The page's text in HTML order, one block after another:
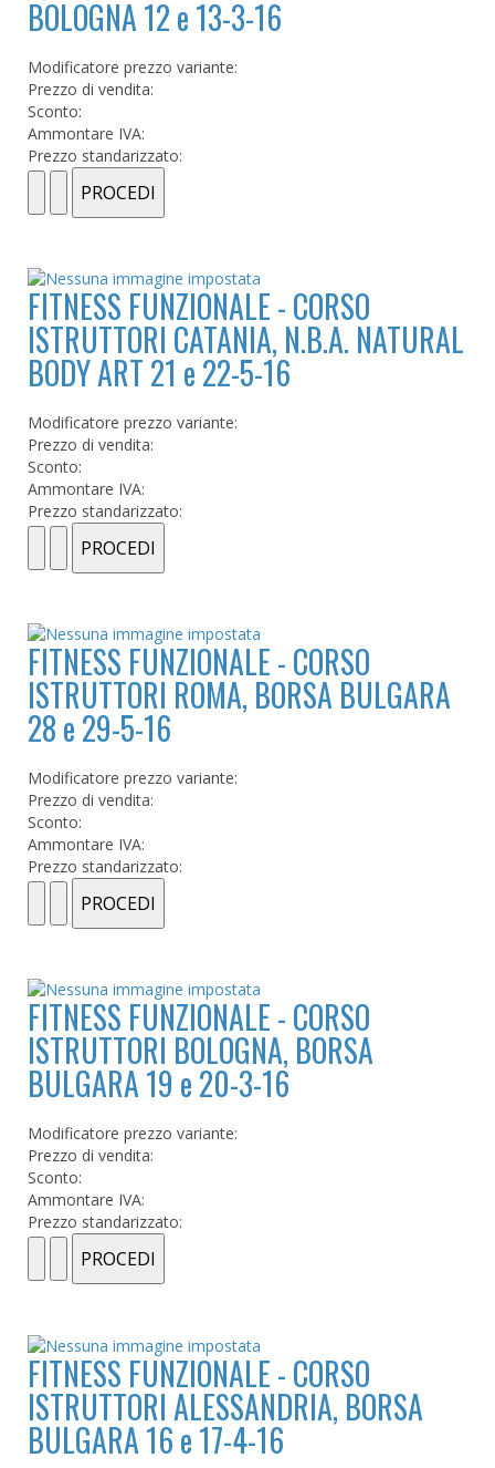
BOLOGNA 12 e 13-3-16
Modificatore prezzo variante:
Prezzo di vendita:
Sconto:
Ammontare IVA:
Prezzo standarizzato:
FITNESS FUNZIONALE - CORSO
ISTRUTTORI CATANIA, N.B.A. NATURAL
BODY ART 21 e 22-5-16
Modificatore prezzo variante:
Prezzo di vendita:
Sconto:
Ammontare IVA:
Prezzo standarizzato:
FITNESS FUNZIONALE - CORSO
ISTRUTTORI ROMA, BORSA BULGARA
28 e 29-5-16
Modificatore prezzo variante:
Prezzo di vendita:
Sconto:
Ammontare IVA:
Prezzo standarizzato:
FITNESS FUNZIONALE - CORSO
ISTRUTTORI BOLOGNA, BORSA
BULGARA 19 e 20-3-16
Modificatore prezzo variante:
Prezzo di vendita:
Sconto:
Ammontare IVA:
Prezzo standarizzato:
FITNESS FUNZIONALE - CORSO
ISTRUTTORI ALESSANDRIA, BORSA
BULGARA 16 e 17-4-16